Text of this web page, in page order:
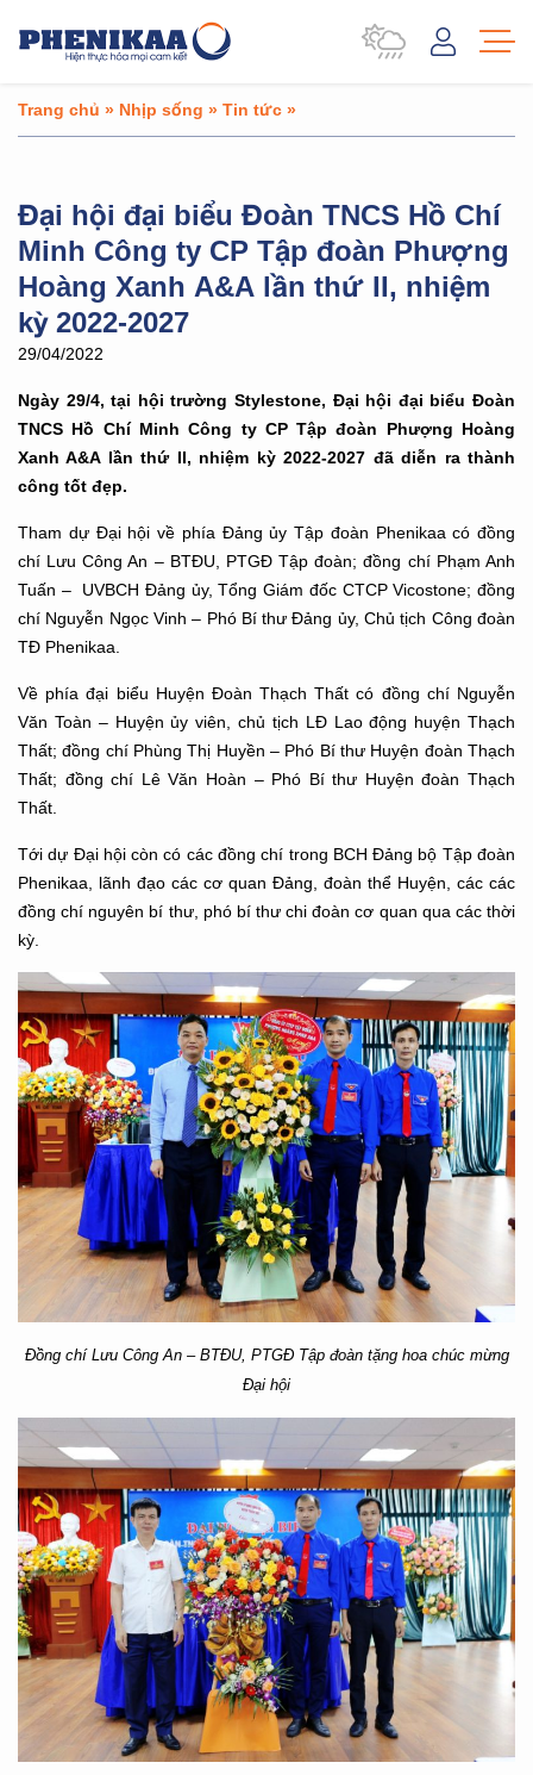
Trang chủ » Nhịp sống » Tin tức »
Đại hội đại biểu Đoàn TNCS Hồ Chí
Minh Công ty CP Tập đoàn Phượng
Hoàng Xanh A&A lần thứ II, nhiệm
kỳ 2022-2027
29/04/2022
Ngày 29/4, tại hội trường Stylestone, Đại hội đại biểu Đoàn
TNCS Hồ Chí Minh Công ty CP Tập đoàn Phượng Hoàng
Xanh A&A lần thứ II, nhiệm kỳ 2022-2027 đã diễn ra thành
công tốt đẹp.
Tham dự Đại hội về phía Đảng ủy Tập đoàn Phenikaa có đồng
chí Lưu Công An – BTĐU, PTGĐ Tập đoàn; đồng chí Phạm Anh
Tuấn – UVBCH Đảng ủy, Tổng Giám đốc CTCP Vicostone; đồng
chí Nguyễn Ngọc Vinh – Phó Bí thư Đảng ủy, Chủ tịch Công đoàn
TĐ Phenikaa.
Về phía đại biểu Huyện Đoàn Thạch Thất có đồng chí Nguyễn
Văn Toàn – Huyện ủy viên, chủ tịch LĐ Lao động huyện Thạch
Thất; đồng chí Phùng Thị Huyền – Phó Bí thư Huyện đoàn Thạch
Thất; đồng chí Lê Văn Hoàn – Phó Bí thư Huyện đoàn Thạch
Thất.
Tới dự Đại hội còn có các đồng chí trong BCH Đảng bộ Tập đoàn
Phenikaa, lãnh đạo các cơ quan Đảng, đoàn thể Huyện, các các
đồng chí nguyên bí thư, phó bí thư chi đoàn cơ quan qua các thời
kỳ.
Đồng chí Lưu Công An – BTĐU, PTGĐ Tập đoàn tặng hoa chúc mừng
Đại hội